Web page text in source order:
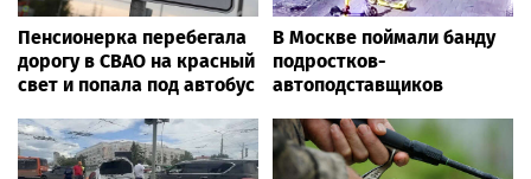
Пенсионерка перебегала
дорогу в СВАО на красный
свет и попала под автобус
В Москве поймали банду
подростков-
автоподставщиков